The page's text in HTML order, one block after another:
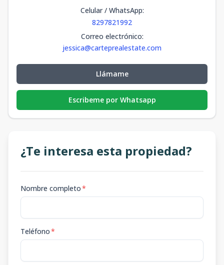
Celular / WhatsApp:
8297821992
Correo electrónico:
jessica@carteprealestate.com
Llámame
Escribeme por Whatsapp
¿Te interesa esta propiedad?
Nombre completo*
Teléfono*